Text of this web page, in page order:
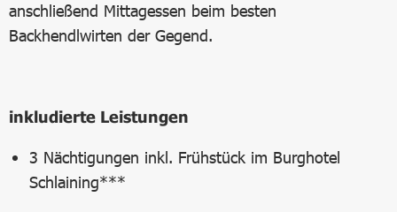
anschließend Mittagessen beim besten
Backhendlwirten der Gegend.
inkludierte Leistungen
3 Nächtigungen inkl. Frühstück im Burghotel
Schlaining***